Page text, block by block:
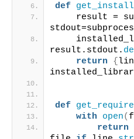
def
result =
result.stdout.
return
{
def
with
open(
return